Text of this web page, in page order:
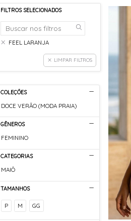
FILTROS SELECIONADOS
FEEL LARANJA
LIMPAR FILTROS
COLEÇÕES
DOCE VERÃO (MODA PRAIA)
GÊNEROS
FEMININO
CATEGORIAS
MAIÔ
TAMANHOS
P M GG